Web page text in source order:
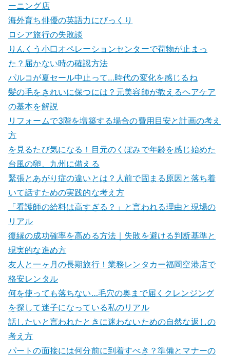
ーニング店
海外育ち俳優の英語力にびっくり
ロシア旅行の失敗談
りんくう小口オペレーションセンターで荷物が止まっ
た？届かない時の確認方法
パルコが夏セール中止って…時代の変化を感じるね
髪の毛をきれいに保つには？元美容師が教えるヘアケア
の基本を解説
リフォームで3階を増築する場合の費用目安と計画の考え
方
を見るたび気になる！目元のくぼみで年齢を感じ始めた
台風の卵、九州に備える
緊張とあがり症の違いとは？人前で固まる原因と落ち着
いて話すための実践的な考え方
「看護師の給料は高すぎる？」と言われる理由と現場の
リアル
復縁の成功確率を高める方法｜失敗を避ける判断基準と
現実的な進め方
友人と一ヶ月の長期旅行！業務レンタカー福岡空港店で
格安レンタル
何を使っても落ちない…毛穴の奥まで届くクレンジング
を探して迷子になっている私のリアル
話したいと言われたときに迷わないための自然な返しの
考え方
パートの面接には何分前に到着すべき？準備とマナーの